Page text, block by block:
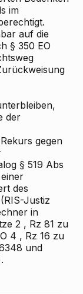
im
auf die
§ 350 EO
der
gegen
§ 519 Abs
des
Justiz
in
2 , Rz 81 zu
4 , Rz 16 zu
und